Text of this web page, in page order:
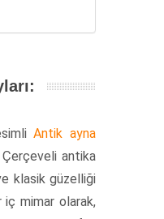
Antik ayna
Çerçeveli antika
klasik güzelliği
iç mimar olarak,